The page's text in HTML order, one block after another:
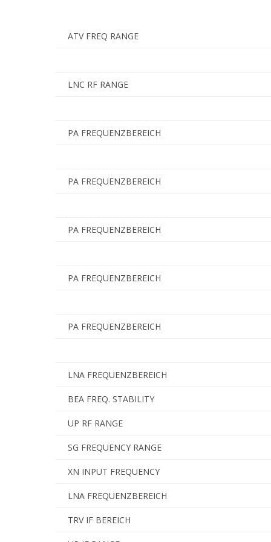
ATV FREQ RANGE
LNC RF RANGE
PA FREQUENZBEREICH
PA FREQUENZBEREICH
PA FREQUENZBEREICH
PA FREQUENZBEREICH
PA FREQUENZBEREICH
LNA FREQUENZBEREICH
BEA FREQ. STABILITY
UP RF RANGE
SG FREQUENCY RANGE
XN INPUT FREQUENCY
LNA FREQUENZBEREICH
TRV IF BEREICH